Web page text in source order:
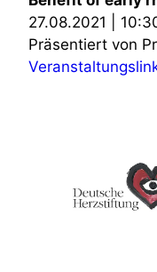
27.08.2021 |
Präsentiert von